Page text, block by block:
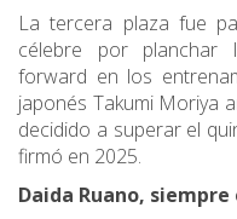
La tercera plaza fue
célebre por planchar
forward en los
japonés Takumi Moriya
decidido a superar el
firmó en 2025.
Daida Ruano,